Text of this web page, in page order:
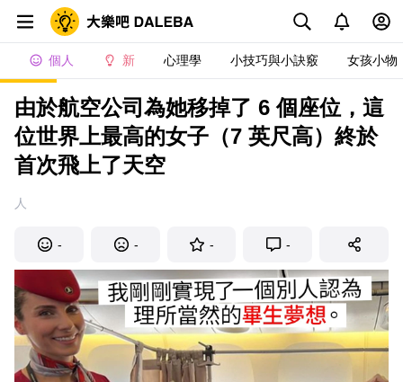
個人 新 心理學 小技巧與小訣竅 女孩小物
由於航空公司為她移掉了 6 個座位，這
位世界上最高的女子（7 英尺高）終於
首次飛上了天空
人
- - - -